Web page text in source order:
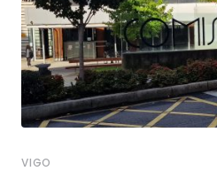
VIGO